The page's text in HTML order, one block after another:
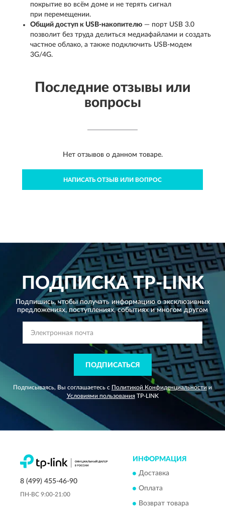
покрытие во всём доме и не терять сигнал
при перемещении.
Общий доступ к USB-накопителю — порт USB 3.0
позволит без труда делиться медиафайлами и создать
частное облако, а также подключить USB-модем
3G/4G.
Последние отзывы или
вопросы
Нет отзывов о данном товаре.
НАПИСАТЬ ОТЗЫВ ИЛИ ВОПРОС
ПОДПИСКАTP-LINK
Подпишись, чтобы получать информацию о эксклюзивных
предложениях,поступлениях, событиях и многом другом
ПОДПИСАТЬСЯ
Подписываясь, Вы соглашаетесь с Политикой Конфиденциальности и
Условиями пользованияTP-LINK
8 (499) 455-46-90
ПН-ВС 9:00-21:00
ИНФОРМАЦИЯ
Доставка
Оплата
Возврат товара